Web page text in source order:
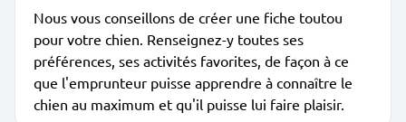
Nous vous conseillons de créer une fiche toutou
pour votre chien. Renseignez-y toutes ses
préférences, ses activités favorites, de façon à ce
que l'emprunteur puisse apprendre à connaître le
chien au maximum et qu'il puisse lui faire plaisir.